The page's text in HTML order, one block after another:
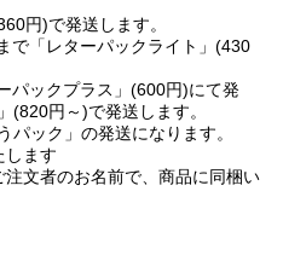
円)で発送します。
で「レターパックライト」(430
パックプラス」(600円)にて発
(820円～)で発送します。
パック」の発送になります。
します
文者のお名前で、商品に同梱い